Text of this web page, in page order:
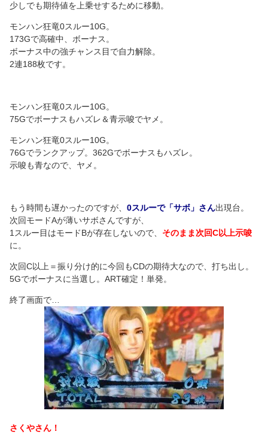
少しでも期待値を上乗せするために移動。
モンハン狂竜0スルー10G。
173Gで高確中、ボーナス。
ボーナス中の強チャンス目で自力解除。
2連188枚です。
モンハン狂竜0スルー10G。
75Gでボーナスもハズレ＆青示唆でヤメ。
モンハン狂竜0スルー10G。
76Gでランクアップ。362Gでボーナスもハズレ。
示唆も青なので、ヤメ。
もう時間も遅かったのですが、0スルーで「サボ」さん出現台。
次回モードAが薄いサボさんですが、
1スルー目はモードBが存在しないので、 そのまま次回C以上示唆
に。
次回C以上＝振り分け的に今回もCDの期待大なので、打ち出し。
5Gでボーナスに当選し。ART確定！単発。
終了画面で…
さくやさん！